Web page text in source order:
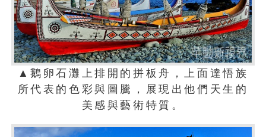
▲鵝卵石灘上排開的拼板舟，上面達悟族
所代表的色彩與圖騰，展現出他們天生的
美感與藝術特質。